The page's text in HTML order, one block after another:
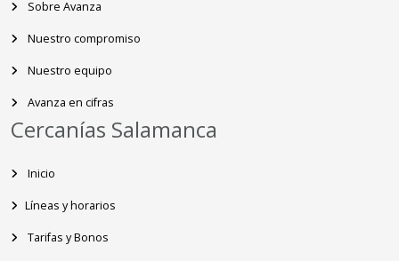
Sobre Avanza
Nuestro compromiso
Nuestro equipo
Avanza en cifras
Cercanías Salamanca
Inicio
Líneas y horarios
Tarifas y Bonos